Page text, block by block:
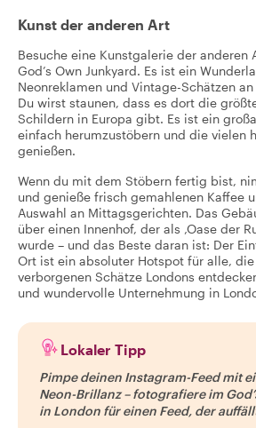
Kunst der anderen Art
Besuche eine Kunstgalerie der anderen
God’s Own Junkyard. Es ist ein
Neonreklamen und Vintage-Schätzen
Du wirst staunen, dass es dort die
Schildern in Europa gibt. Es ist ein
einfach herumzustöbern und die vielen
genießen.
Wenn du mit dem Stöbern fertig bist,
und genieße frisch gemahlenen Kaffee
Auswahl an Mittagsgerichten. Das
über einen Innenhof, der als ‚Oase der
wurde – und das Beste daran ist: Der
Ort ist ein absoluter Hotspot für alle,
verborgenen Schätze Londons
und wundervolle Unternehmung in
Lokaler Tipp
Pimpe deinen Instagram-Feed mit
Neon-Brillanz – fotografiere im
in London für einen Feed, der